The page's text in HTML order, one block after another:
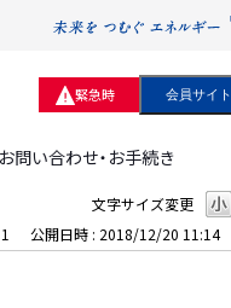
緊急時 会員サイト
問い合わせ・お手続き
文字サイズ変更
公開日時 : 2018/12/20 11:14